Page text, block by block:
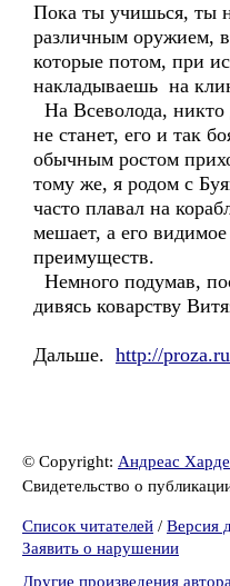
Пока ты учишься, ты
различным оружием,
которые потом, при
накладываешь на
На Всеволода, никто
не станет, его и так
обычным ростом
тому же, я родом с
часто плавал на
мешает, а его видимое
преимуществ.
Немного подумав,
дивясь коварству
Дальше. http://
© Copyright: Андреас
Свидетельство о
Список читателей / Версия
Заявить о нарушении
Другие произведения